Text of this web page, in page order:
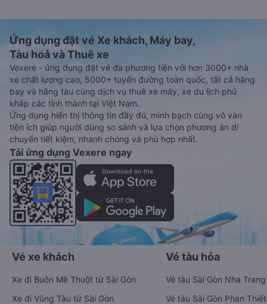
Ứng dụng đặt vé Xe khách, Máy bay,
Tàu hoả và Thuê xe
Vexere - ứng dụng đặt vé đa phương tiện với hơn 3000+ nhà
xe chất lượng cao, 5000+ tuyến đường toàn quốc, tất cả hãng
bay và hãng tàu cùng dịch vụ thuê xe máy, xe du lịch phủ
khắp các tỉnh thành tại Việt Nam.
Ứng dụng hiển thị thông tin đầy đủ, minh bạch cùng vô vàn
tiện ích giúp người dùng so sánh và lựa chọn phương án di
chuyển tiết kiệm, nhanh chóng và phù hợp nhất.
Tải ứng dụng Vexere ngay
Vé xe khách
Xe đi Buôn Mê Thuột từ Sài Gòn
Xe đi Vũng Tàu từ Sài Gòn
Vé tàu hỏa
Vé tàu Sài Gòn Nha Trang
Vé tàu Sài Gòn Phan Thiết